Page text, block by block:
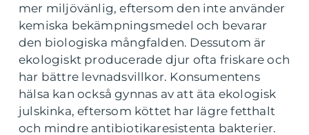
mer miljövänlig, eftersom den inte använder
kemiska bekämpningsmedel och bevarar
den biologiska mångfalden. Dessutom är
ekologiskt producerade djur ofta friskare och
har bättre levnadsvillkor. Konsumentens
hälsa kan också gynnas av att äta ekologisk
julskinka, eftersom köttet har lägre fetthalt
och mindre antibiotikaresistenta bakterier.